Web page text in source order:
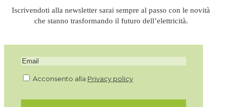
Iscrivendoti alla newsletter sarai sempre al passo con le novità
che stanno trasformando il futuro dell’elettricità.
Acconsento alla Privacy policy